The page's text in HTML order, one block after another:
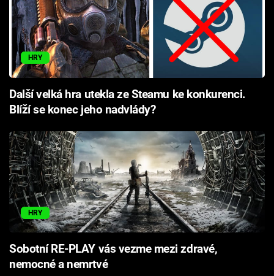
HRY
Další velká hra utekla ze Steamu ke konkurenci.
Blíží se konec jeho nadvlády?
HRY
Sobotní RE-PLAY vás vezme mezi zdravé,
nemocné a nemrtvé